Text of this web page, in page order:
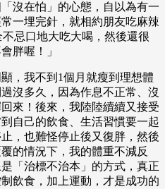
沒在怕」的心態，自以為有一
一埋完針，就相約朋友吃麻辣
忌口地大吃大喝，然後還很
胖喔！」
，我不到1個月就瘦到理想體
沒多久，因為作息不正常、沒
來！後來，我陸陸續續又接受
自己的飲食、生活習慣要一起
，也難怪停止後又復胖，然後
的情況下，我的體重不減反
「治標不治本」的方式，真正
飲食，加上運動，才是成功的